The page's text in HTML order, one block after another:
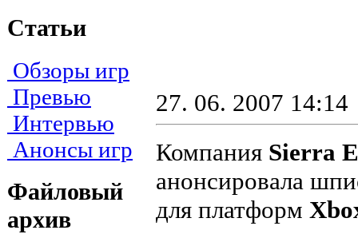
Статьи
Обзоры игр
Превью
Интервью
Анонсы игр
Файловый
архив
27. 06. 2007 14:14
Компания Sierra
анонсировала
для платформ